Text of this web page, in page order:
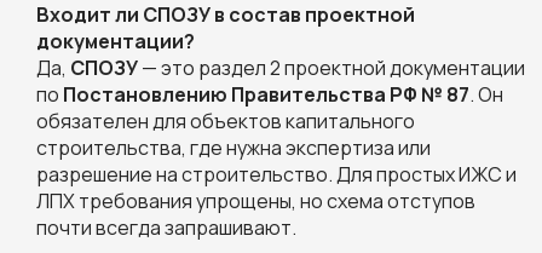
Входит ли СПОЗУ в состав проектной
документации?
Да, СПОЗУ— это раздел 2 проектной документации
по Постановлению Правительства РФ № 87. Он
обязателен для объектов капитального
строительства, где нужна экспертиза или
разрешение на строительство. Для простых ИЖС и
ЛПХ требования упрощены, но схема отступов
почти всегда запрашивают.